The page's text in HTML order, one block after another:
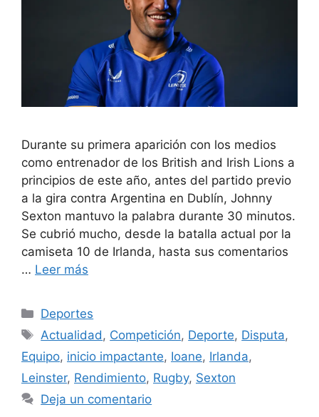
Durante su primera aparición con los medios
como entrenador de los British and Irish Lions a
principios de este año, antes del partido previo
a la gira contra Argentina en Dublín, Johnny
Sexton mantuvo la palabra durante 30 minutos.
Se cubrió mucho, desde la batalla actual por la
camiseta 10 de Irlanda, hasta sus comentarios
… Leer más
Categorías
Deportes
Etiquetas
Actualidad , Competición, Deporte, Disputa,
Equipo, inicio impactante, Ioane, Irlanda,
Leinster, Rendimiento, Rugby, Sexton
Deja un comentario